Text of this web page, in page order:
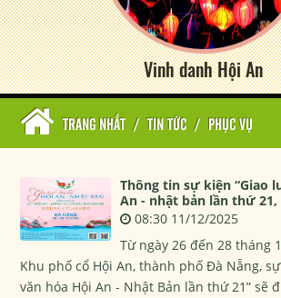
Vinh danh Hội An
TRANG NHẤT / TIN TỨC / PHỤC VỤ
Thông tin sự kiện “Giao
An - nhật bản lần thứ 21,
08:30 11/12/2025
Từ ngày 26 đến 28 tháng
Khu phố cổ Hội An, thành phố Đà Nẵng,
văn hóa Hội An - Nhật Bản lần thứ 21” sẽ